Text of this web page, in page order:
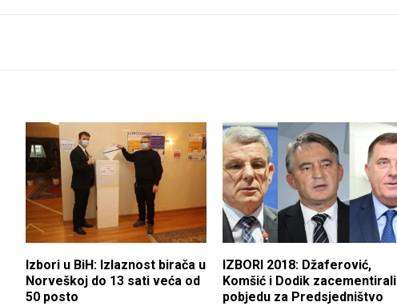
Izbori u BiH: Izlaznost birača u
Norveškoj do 13 sati veća od
50 posto
IZBORI 2018: Džaferović,
Komšić i Dodik zacementirali
pobjedu za Predsjedništvo